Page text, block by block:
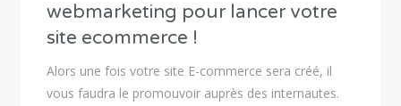
webmarketing pour lancer votre
site ecommerce !
Alors une fois votre site E-commerce sera créé, il
vous faudra le promouvoir auprès des internautes.